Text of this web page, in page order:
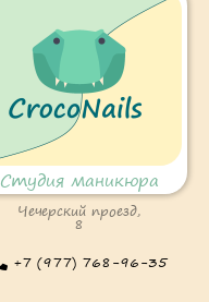
Студия маникюра
Чечерский проезд,
8
+7 (977) 768-96-35